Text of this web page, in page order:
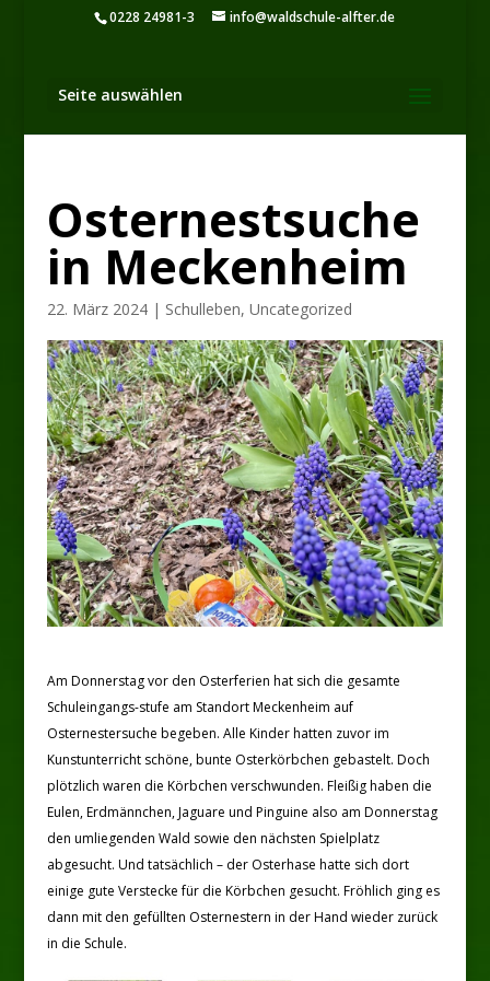
0228 24981-3 info@waldschule-alfter.de
Seite auswählen
Osternestsuche
in Meckenheim
22. März 2024| Schulleben, Uncategorized
Am Donnerstag vor den Osterferien hat sich die gesamte
Schuleingangs-stufe am Standort Meckenheim auf
Osternestersuche begeben. Alle Kinder hatten zuvor im
Kunstunterricht schöne, bunte Osterkörbchen gebastelt. Doch
plötzlich waren die Körbchen verschwunden. Fleißig haben die
Eulen, Erdmännchen, Jaguare und Pinguine also am Donnerstag
den umliegenden Wald sowie den nächsten Spielplatz
abgesucht. Und tatsächlich – der Osterhase hatte sich dort
einige gute Verstecke für die Körbchen gesucht. Fröhlich ging es
dann mit den gefüllten Osternestern in der Hand wieder zurück
in die Schule.